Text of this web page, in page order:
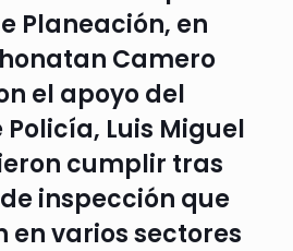
Planeación, en
Camero
el apoyo del
Luis Miguel
cumplir tras
inspección que
en varios sectores